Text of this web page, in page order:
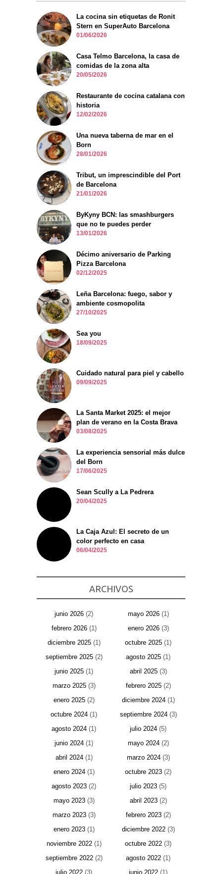
La cocina sin etiquetas de Ronit
Stern en SuperAuto Barcelona
01/06/2026
Casa Telmo Barcelona, la casa de
comidas de la zona alta
20/05/2026
Restaurante de cocina catalana con
historia
12/02/2026
Una nueva taberna de mar en el
Born
28/01/2026
Tribut, un imprescindible del Port
de Barcelona
21/01/2026
ByKyny BCN: las smashburgers
que no te puedes perder
13/01/2026
Décimo aniversario de Parking
Pizza Barcelona
02/12/2025
Leña Barcelona: fuego, sabor y
ambiente cosmopolita
27/10/2025
Sea you
18/09/2025
Cuidado natural para piel y cabello
09/09/2025
La Santa Market 2025: el mejor
plan de verano en la Costa Brava
03/08/2025
La experiencia sensorial más dulce
del Born
17/06/2025
Sean Scully a La Pedrera
20/04/2025
La Caja Azul: El secreto de un
color perfecto en casa
06/04/2025
ARCHIVOS
junio 2026 (2) mayo 2026(1)
febrero 2026(1) enero 2026(3)
diciembre 2025(1) octubre 2025 (1)
septiembre 2025(2) agosto 2025 (1)
junio 2025 (1) abril 2025(3)
marzo 2025(3) febrero 2025(2)
enero 2025(2) diciembre 2024(1)
octubre 2024 (1) septiembre 2024(3)
agosto 2024 (1) julio 2024 (5)
junio 2024 (1) mayo 2024(2)
abril 2024(1) marzo 2024(3)
enero 2024(1) octubre 2023 (2)
agosto 2023 (2) julio 2023 (5)
mayo 2023(3) abril 2023(2)
marzo 2023(3) febrero 2023(2)
enero 2023(1) diciembre 2022(3)
noviembre 2022(1) octubre 2022 (3)
septiembre 2022(2) agosto 2022 (1)
julio 2022 (3) junio 2022 (1)